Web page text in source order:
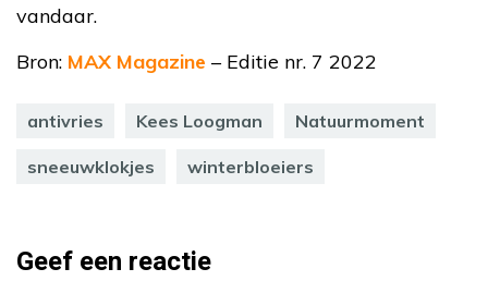
vandaar.
Bron: MAX Magazine – Editie nr. 7 2022
antivries Kees Loogman Natuurmoment
sneeuwklokjes winterbloeiers
Geef een reactie